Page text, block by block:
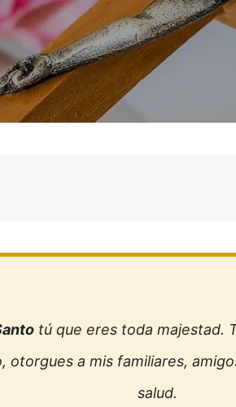
tú que eres toda majestad.
otorgues a mis familiares,
salud.